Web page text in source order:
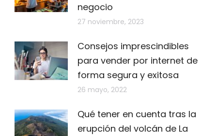
negocio
27 noviembre, 2023
Consejos imprescindibles
para vender por internet de
forma segura y exitosa
26 mayo, 2022
Qué tener en cuenta tras la
erupción del volcán de La